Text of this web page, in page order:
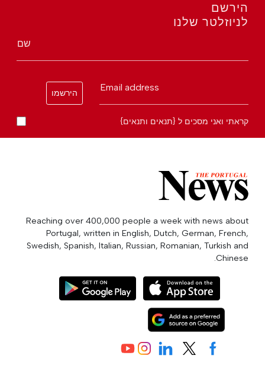
הירשם
לניוזלטר שלנו
שם
Email address
הירשמו
קראתי ואני מסכים ל {תנאים ותנאים}
Reaching over 400,000 people a week with news about
Portugal, written in English, Dutch, German, French,
Swedish, Spanish, Italian, Russian, Romanian, Turkish and
Chinese.